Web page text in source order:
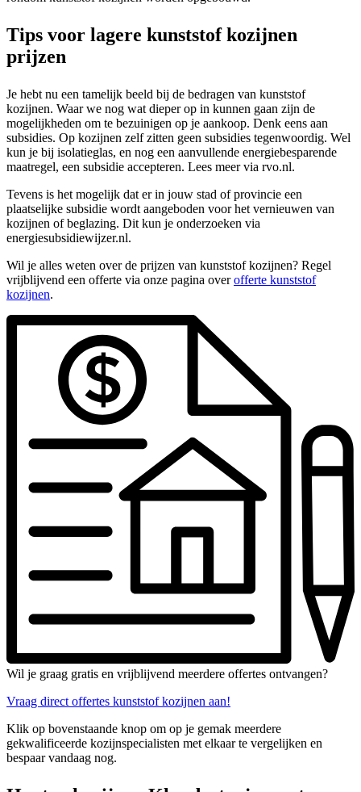
Tips voor lagere kunststof kozijnen
prijzen
Je hebt nu een tamelijk beeld bij de bedragen van kunststof
kozijnen. Waar we nog wat dieper op in kunnen gaan zijn de
mogelijkheden om te bezuinigen op je aankoop. Denk eens aan
subsidies. Op kozijnen zelf zitten geen subsidies tegenwoordig. Wel
kun je bij isolatieglas, en nog een aanvullende energiebesparende
maatregel, een subsidie accepteren. Lees meer via rvo.nl.
Tevens is het mogelijk dat er in jouw stad of provincie een
plaatselijke subsidie wordt aangeboden voor het vernieuwen van
kozijnen of beglazing. Dit kun je onderzoeken via
energiesubsidiewijzer.nl.
Wil je alles weten over de prijzen van kunststof kozijnen? Regel
vrijblijvend een offerte via onze pagina overofferte kunststof
kozijnen.
Wil je graag gratis en vrijblijvend meerdere offertes ontvangen?
Vraag direct offertes kunststof kozijnen aan!
Klik op bovenstaande knop om op je gemak meerdere
gekwalificeerde kozijnspecialisten met elkaar te vergelijken en
bespaar vandaag nog.